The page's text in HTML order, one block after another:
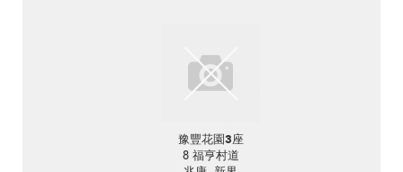
豫豐花園3座
8 福亨村道